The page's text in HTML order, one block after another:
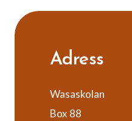
Adress
Wasaskolan
Box 88